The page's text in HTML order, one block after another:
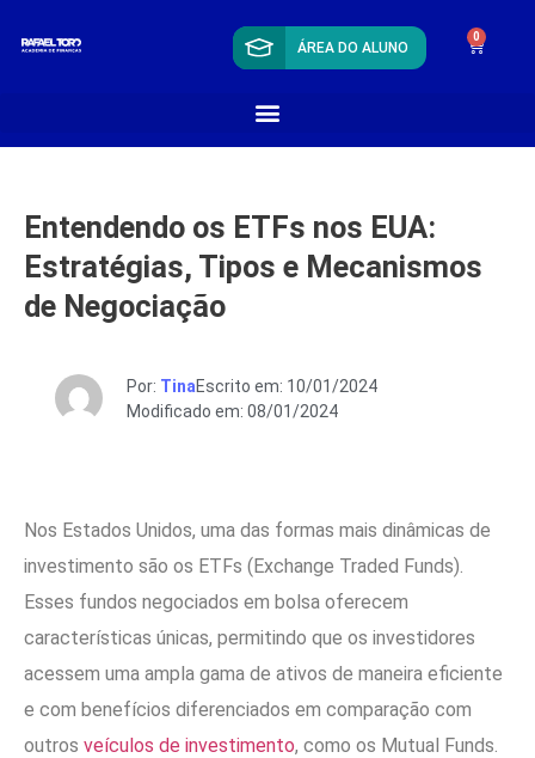
ÁREA DO ALUNO
0
Entendendo os ETFs nos EUA:
Estratégias, Tipos e Mecanismos
de Negociação
Por: TinaEscrito em: 10/01/2024
Modificado em: 08/01/2024
Nos Estados Unidos, uma das formas mais dinâmicas de
investimento são os ETFs (Exchange Traded Funds).
Esses fundos negociados em bolsa oferecem
características únicas, permitindo que os investidores
acessem uma ampla gama de ativos de maneira eficiente
e com benefícios diferenciados em comparação com
outros veículos de investimento, como os Mutual Funds.